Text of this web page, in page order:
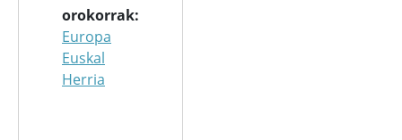
orokorrak
Europa
Euskal
Herria